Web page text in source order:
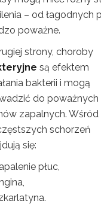
– od łagodnych
poważne.
strony, choroby
są efektem
bakterii i mogą
do poważnych
zapalnych. Wśród
schorzeń
się:
płuc,